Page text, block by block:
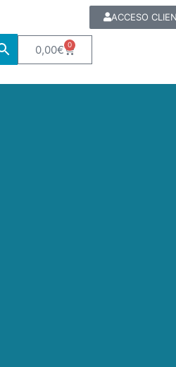
ACCESO
0,00€ 0